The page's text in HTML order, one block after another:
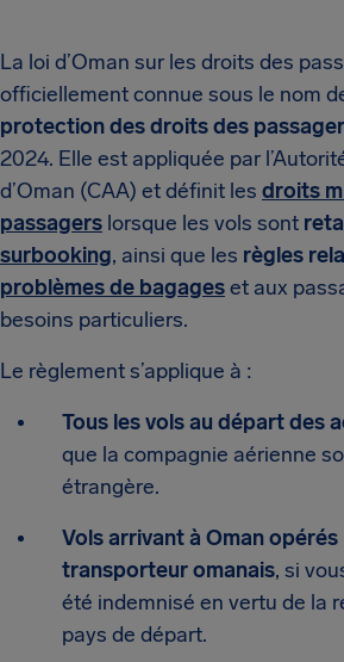
La loi d’Oman sur les droits des
officiellement connue sous le nom
protection des droits des
2024. Elle est appliquée par
d’Oman (CAA) et définit les droits
passagers lorsque les vols sont
surbooking, ainsi que les règles
problèmes de bagageset aux
besoins particuliers.
Le règlement s’applique à :
Tous les vols au départ des
que la compagnie aérienne
étrangère.
Vols arrivant à Oman opérés
transporteur omanais, si
été indemnisé en vertu de la
pays de départ.